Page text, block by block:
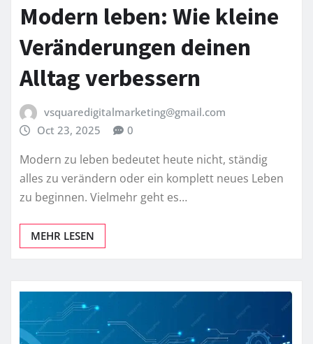
Modern leben: Wie kleine
Veränderungen deinen
Alltag verbessern
vsquaredigitalmarketing@gmail.com
Oct 23, 2025
0
Modern zu leben bedeutet heute nicht, ständig
alles zu verändern oder ein komplett neues Leben
zu beginnen. Vielmehr geht es…
MEHR LESEN